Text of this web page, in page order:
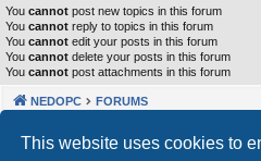
This website uses cookies to
You cannot post new topics in this forum
You cannot reply to topics in this forum
You cannot edit your posts in this forum
You cannot delete your posts in this forum
You cannot post attachments in this forum
NEDOPC FORUMS
Powered byphpBB® Forum